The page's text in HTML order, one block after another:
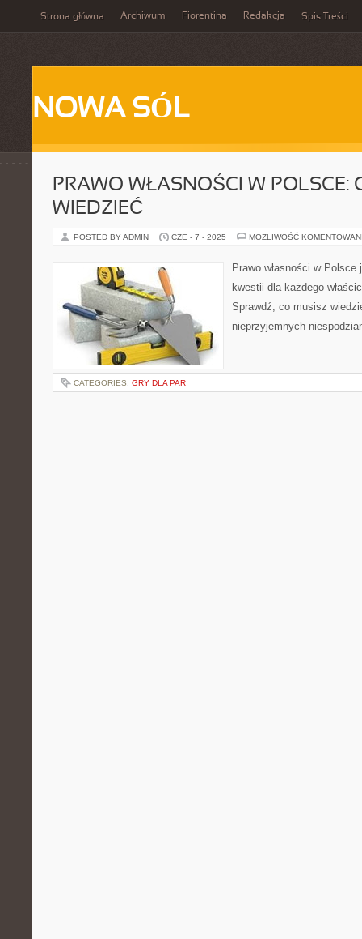
Strona główna Archiwum Fiorentina Redakcja Spis Treści
NOWA SÓL
PRAWO WŁASNOŚCI W POLSCE:
WIEDZIEĆ
POSTED BY ADMIN CZE - 7 - 2025 MOŻLIWOŚĆ
Prawo własności w
kwestii dla każdego
Sprawdź, co musisz
nieprzyjemnych
CATEGORIES: GRY DLA PAR